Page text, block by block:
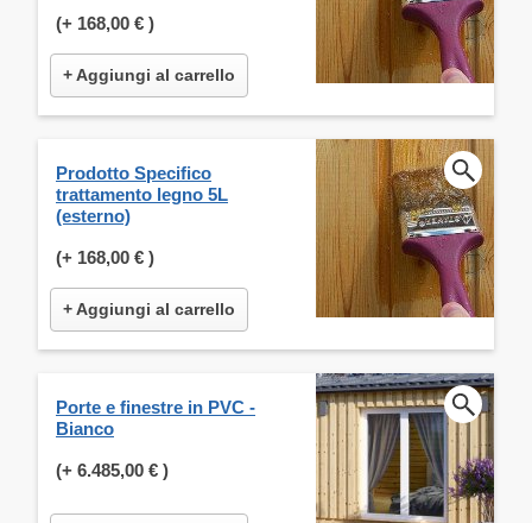
(+ 168,00 € )
+ Aggiungi al carrello
Prodotto Specifico
trattamento legno 5L
(esterno)
(+ 168,00 € )
+ Aggiungi al carrello
Porte e finestre in PVC -
Bianco
(+ 6.485,00 € )